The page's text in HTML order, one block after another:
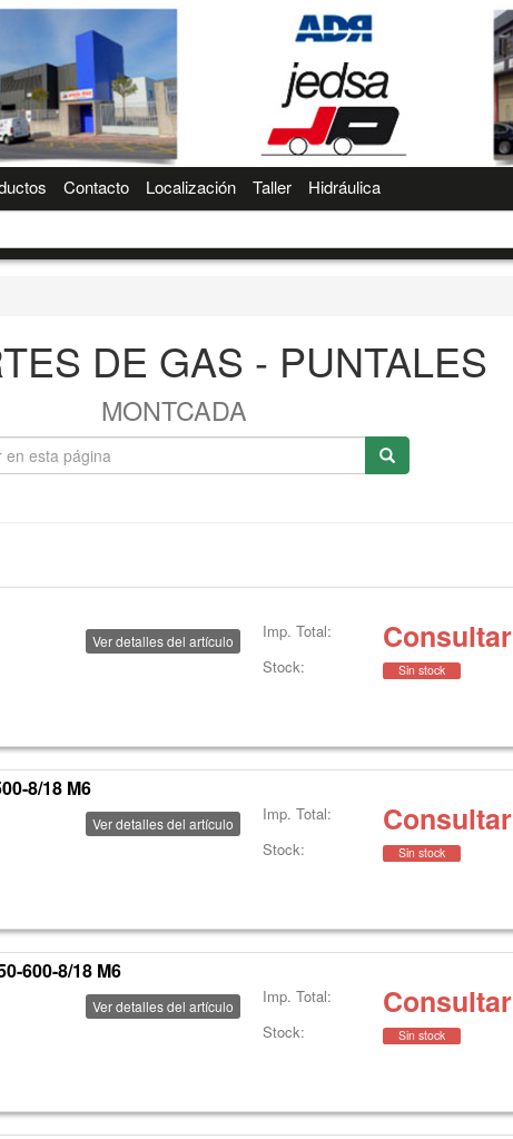
Contacto Localización Taller Hidráulica
DE GAS - PUNTALES
MONTCADA
Ver detalles del artículo Imp. Total: Consultar
Stock: Sin stock
8/18 M6
Ver detalles del artículo Imp. Total: Consultar
Stock: Sin stock
600-8/18 M6
Ver detalles del artículo Imp. Total: Consultar
Stock: Sin stock